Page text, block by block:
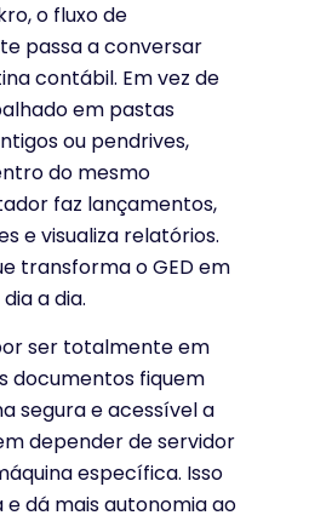
o fluxo de
passa a conversar
contábil. Em vez de
em pastas
ou pendrives,
do mesmo
faz lançamentos,
e visualiza relatórios.
transforma o GED em
a dia.
ser totalmente em
documentos fiquem
segura e acessível a
depender de servidor
específica. Isso
dá mais autonomia ao